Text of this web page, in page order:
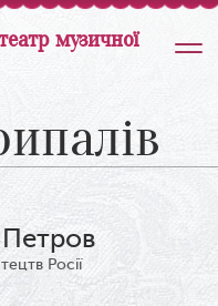
музичної
Росії